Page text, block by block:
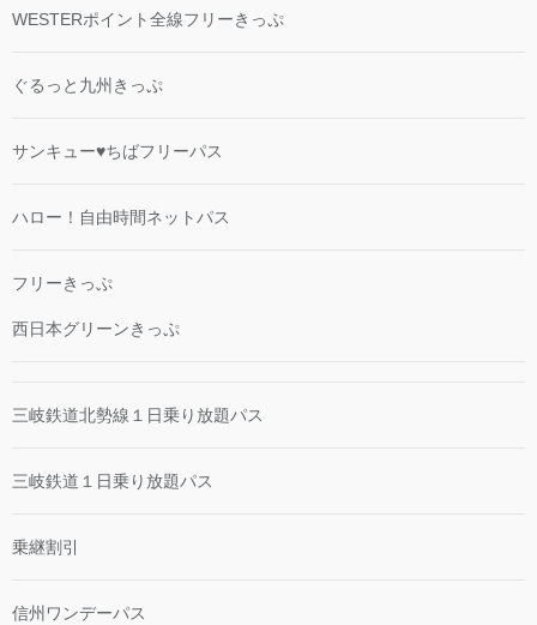
WESTERポイント全線フリーきっぷ
ぐるっと九州きっぷ
サンキュー♥ちばフリーパス
ハロー！自由時間ネットパス
フリーきっぷ
西日本グリーンきっぷ
三岐鉄道北勢線１日乗り放題パス
三岐鉄道１日乗り放題パス
乗継割引
信州ワンデーパス